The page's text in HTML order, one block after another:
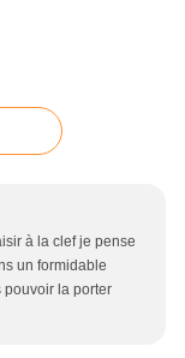
à la clef je pense
un formidable
pouvoir la porter